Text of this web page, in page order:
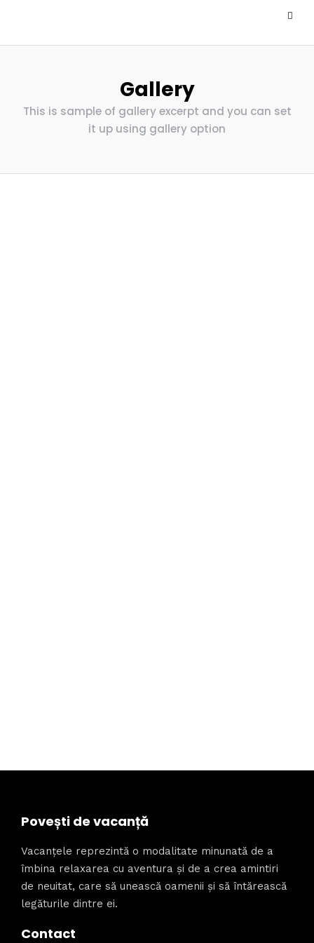
Gallery
This is sample of gallery excerpt and you can set
it up using gallery option
Povești de vacanță
Vacanțele reprezintă o modalitate minunată de a
îmbina relaxarea cu aventura și de a crea amintiri
de neuitat, care să unească oamenii și să întărească
legăturile dintre ei.
Contact